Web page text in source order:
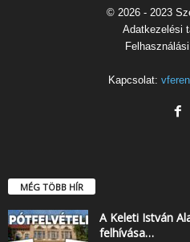
© 2026 - 2023
Adatkezelési
Kapcsolat:
MÉG TÖBB HÍR
A Keleti István
felhívása…